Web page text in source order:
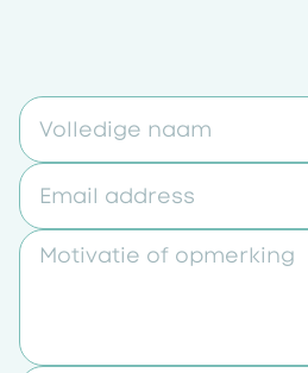
Volledige naam
Email address
Motivatie of opmerking